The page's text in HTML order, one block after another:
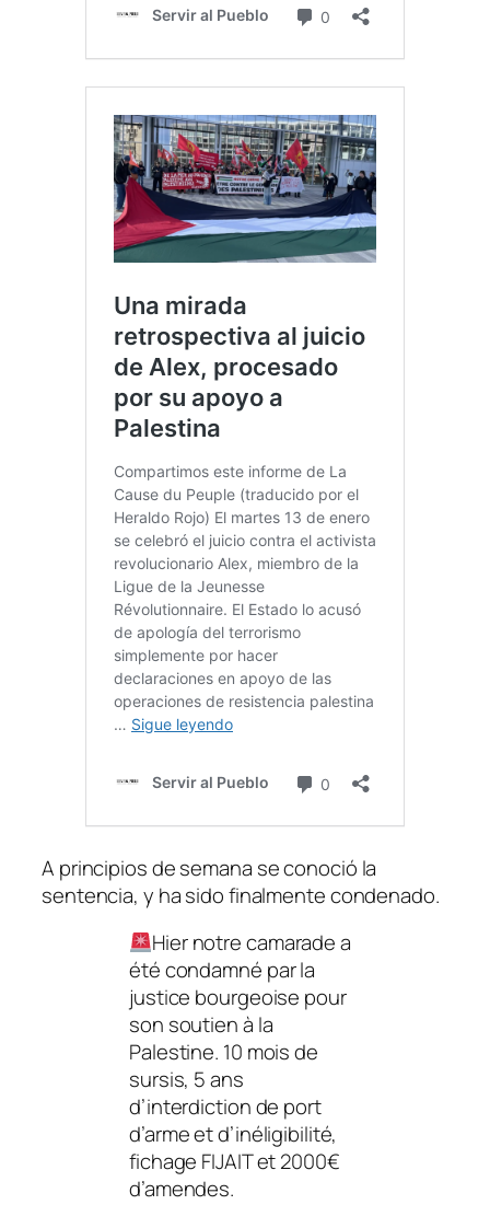
A principios de semana se conoció la
sentencia, y ha sido finalmente condenado.
Hier notre camarade a
été condamné par la
justice bourgeoise pour
son soutien à la
Palestine. 10 mois de
sursis, 5 ans
d’interdiction de port
d’arme et d’inéligibilité,
fichage FIJAIT et 2000€
d’amendes.